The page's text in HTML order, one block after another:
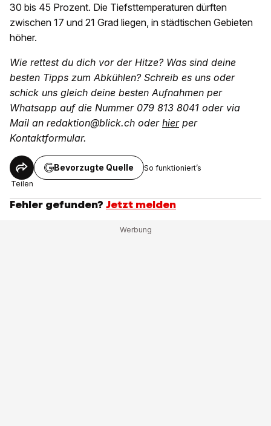
30 bis 45 Prozent. Die Tiefsttemperaturen dürften
zwischen 17 und 21 Grad liegen, in städtischen Gebieten
höher.
Wie rettest du dich vor der Hitze? Was sind deine
besten Tipps zum Abkühlen? Schreib es uns oder
schick uns gleich deine besten Aufnahmen per
Whatsapp auf die Nummer 079 813 8041 oder via
Mail an redaktion@blick.ch oder hierper
Kontaktformular.
Teilen
Bevorzugte Quelle So funktioniert’s
Fehler gefunden? Jetzt melden